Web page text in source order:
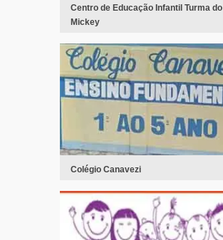
Centro de Educação Infantil Turma do
Mickey
Colégio Canavezi